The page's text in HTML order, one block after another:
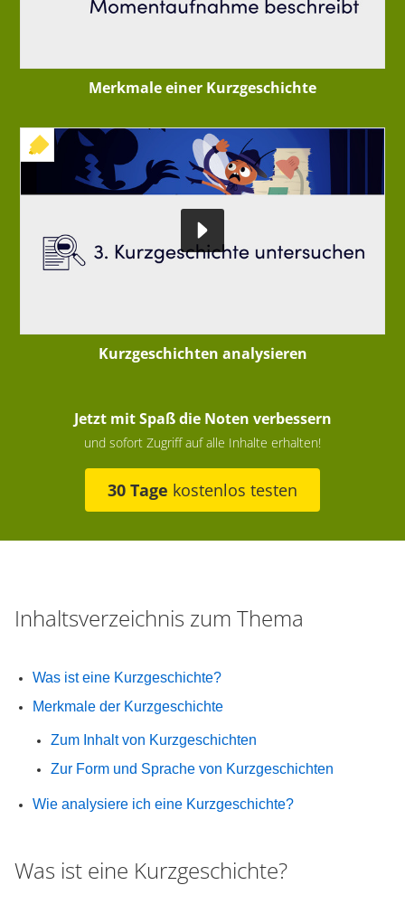
Merkmale einer Kurzgeschichte
+ INTERAKTIVE ÜBUNG
Kurzgeschichten analysieren
Jetzt mit Spaß die Noten verbessern
und sofort Zugriff auf alle Inhalte erhalten!
30 Tage kostenlos testen
Inhaltsverzeichnis zum Thema
Was ist eine Kurzgeschichte?
Merkmale der Kurzgeschichte
Zum Inhalt von Kurzgeschichten
Zur Form und Sprache von Kurzgeschichten
Wie analysiere ich eine Kurzgeschichte?
Was ist eine Kurzgeschichte?